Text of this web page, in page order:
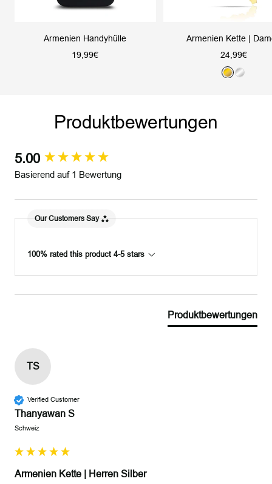
Armenien Handyhülle
Angebotspreis
19,99€
Armenien Kette |
24,99€
G S
Produktbewertungen
5.00
Basierend auf 1 Bewertung
Our Customers Say
100% rated this product 4-5 stars
Produktbewertungen
TS
Verified Customer
Thanyawan S
Schweiz
Armenien Kette | Herren Silber
New content loaded